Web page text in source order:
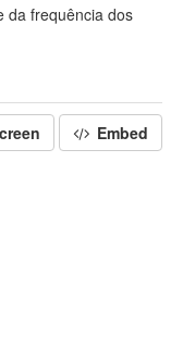
da frequência dos
Embed